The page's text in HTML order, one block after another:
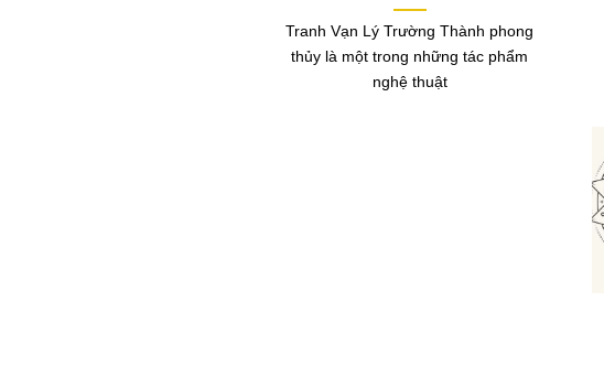
Tranh Vạn Lý Trường Thành phong
thủy là một trong những tác phẩm
nghệ thuật